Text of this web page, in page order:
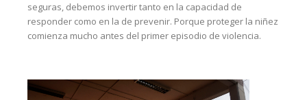
seguras, debemos invertir tanto en la capacidad de
responder como en la de prevenir. Porque proteger la niñez
comienza mucho antes del primer episodio de violencia.